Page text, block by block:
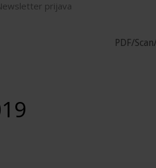
prijava
PDF/